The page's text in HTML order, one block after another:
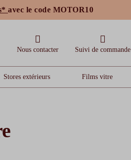
avec le code MOTOR10
bannes standards
Nous contacter Suivi de commande
Stores extérieurs Films vitre